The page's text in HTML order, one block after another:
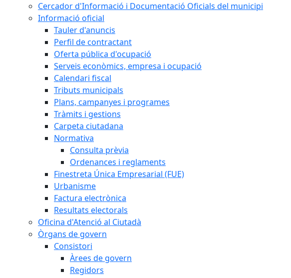
Cercador d'Informació i Documentació Oficials del municipi
Informació oficial
Tauler d'anuncis
Perfil de contractant
Oferta pública d'ocupació
Serveis econòmics, empresa i ocupació
Calendari fiscal
Tributs municipals
Plans, campanyes i programes
Tràmits i gestions
Carpeta ciutadana
Normativa
Consulta prèvia
Ordenances i reglaments
Finestreta Única Empresarial (FUE)
Urbanisme
Factura electrònica
Resultats electorals
Oficina d'Atenció al Ciutadà
Òrgans de govern
Consistori
Àrees de govern
Regidors